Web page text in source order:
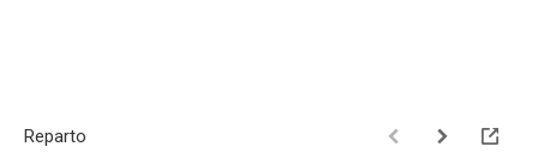
Reparto